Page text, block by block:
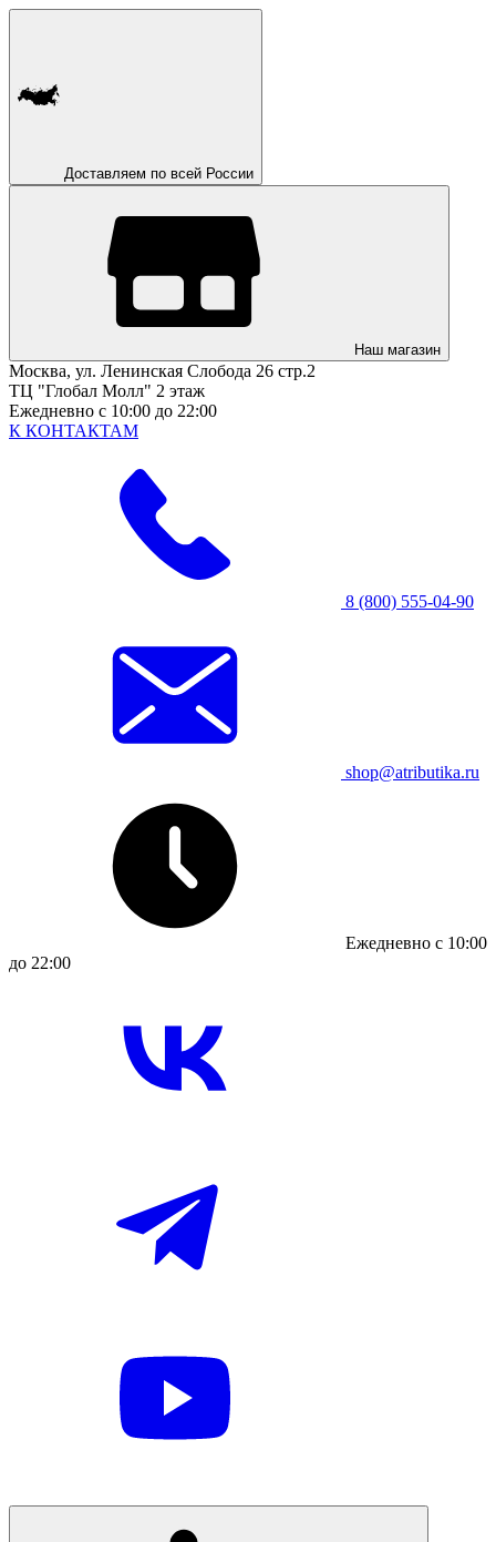
Доставляем по всей России
Наш магазин
Москва, ул. Ленинская Слобода 26 стр.2
ТЦ "Глобал Молл" 2 этаж
Ежедневно с 10:00 до 22:00
К КОНТАКТАМ
8 (800) 555-04-90
shop@atributika.ru
Ежедневно с 10:00
до 22:00